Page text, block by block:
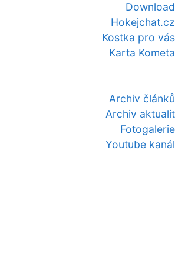
Download
Hokejchat.cz
Kostka pro vás
Karta Kometa
Archiv článků
Archiv aktualit
Fotogalerie
Youtube kanál